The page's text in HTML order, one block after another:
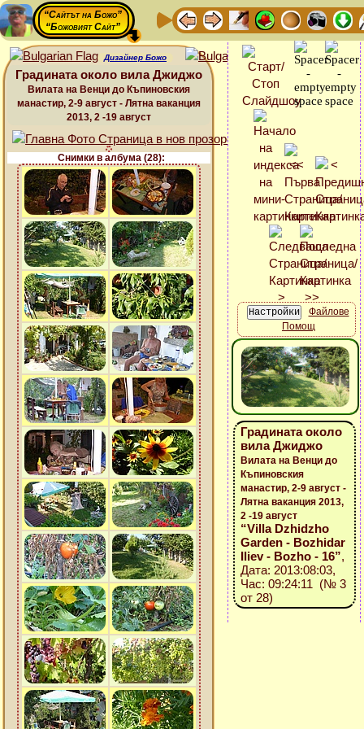
“Сайтът на Божо”
“Божовият Сайт”
Дизайнер Божо
Градината около вила Джиджо
Вилата на Венци до Къпиновския
манастир, 2-9 август - Лятна ваканция
2013, 2 -19 август
Снимки в албума (28):
Файлове
Помощ
Градината около
вила Джиджо
Вилата на Венци до
Къпиновския
манастир, 2-9 август -
Лятна ваканция 2013,
2 -19 август
“Villa Dzhidzho
Garden - Bozhidar
Iliev - Bozho - 16”,
Дата: 2013:08:03,
Час: 09:24:11 (№ 3
от 28)